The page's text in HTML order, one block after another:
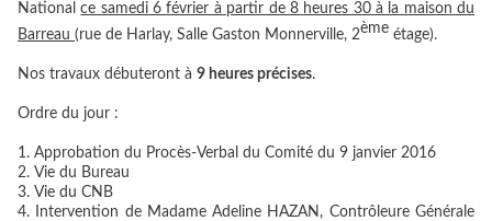
Nationalce samedi 6 février à partir de 8 heures 30 à la maison du
Barreau (rue de Harlay, Salle Gaston Monnerville, 2ème étage).
Nos travaux débuteront à 9 heures précises.
Ordre du jour :
Approbation du Procès-Verbal du Comité du 9 janvier 2016
Vie du Bureau
Vie du CNB
Intervention de Madame Adeline HAZAN, Contrôleure Générale